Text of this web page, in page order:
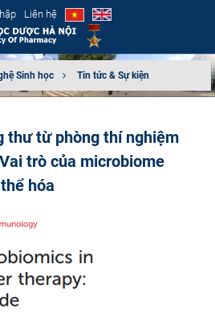
Liên hệ
Sinh học Tin tức & Sự kiện
thư từ phòng thí nghiệm
trò của microbiome
hóa